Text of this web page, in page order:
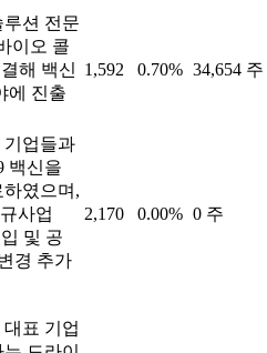
션 전문
이오 콜
해 백신
에 진출
1,592 0.70% 34,654 주
기업들과
백신을
였으며,
사업
및 공
경 추가
2,170 0.00% 0 주
표 기업